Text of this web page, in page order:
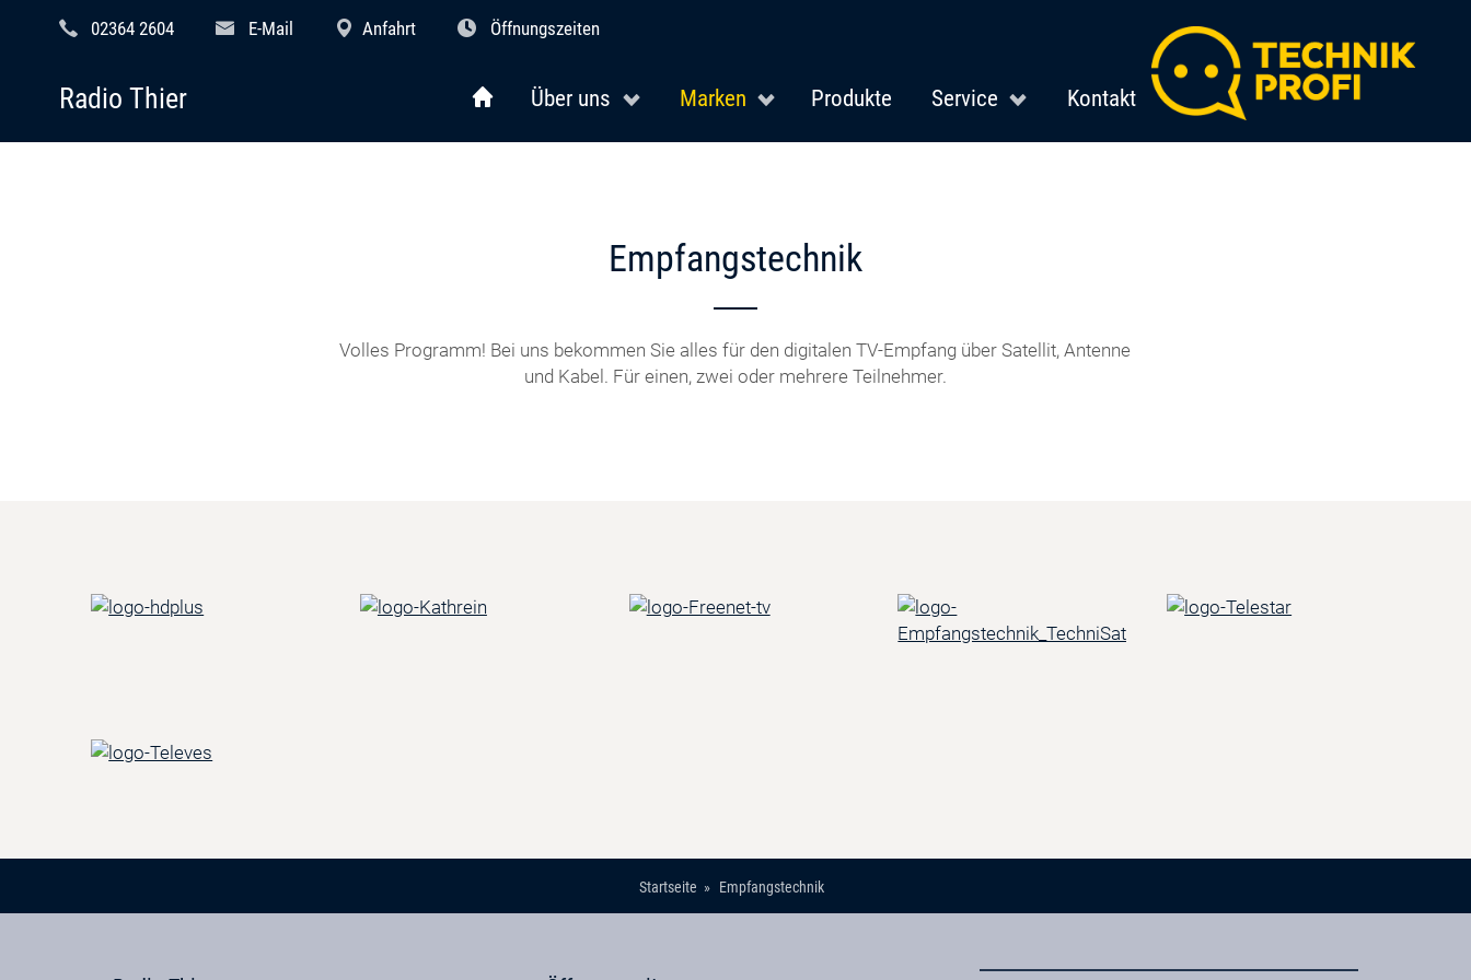
02364 2604 E-Mail Anfahrt Öffnungszeiten
Über uns Marken Produkte Service Kontakt
Radio Thier
Empfangstechnik
Volles Programm! Bei uns bekommen Sie alles für den digitalen TV-Empfang über Satellit, Antenne
und Kabel. Für einen, zwei oder mehrere Teilnehmer.
Startseite Empfangstechnik